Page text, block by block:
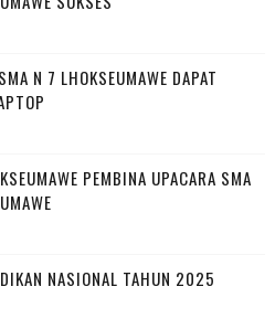
N 7 LHOKSEUMAWE DAPAT
PEMBINA UPACARA SMA
NASIONAL TAHUN 2025